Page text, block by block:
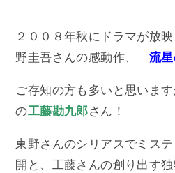
２００８年秋にドラマが放
野圭吾さんの感動作、「 流
ご存知の方も多いと思いま
の工藤勘九郎さん！
東野さんのシリアスでミス
開と、工藤さんの創り出す